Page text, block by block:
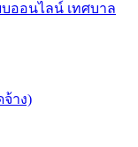
บออนไลน์ เทศบาล
าง)